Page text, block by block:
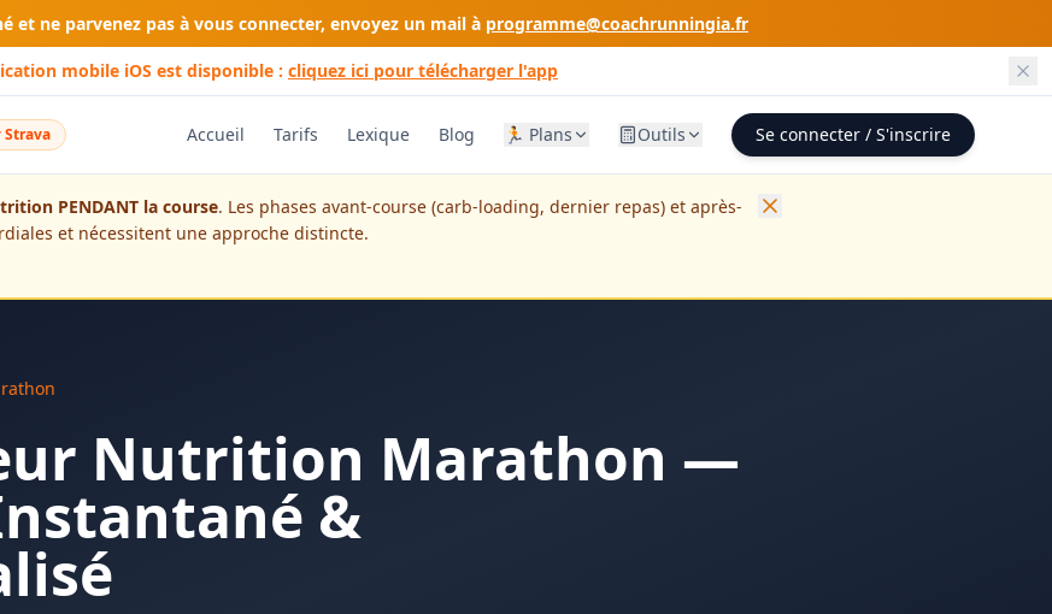
et ne parvenez pas à vous connecter, envoyez un mail à programme@coachrunningia.fr
mobile iOS est disponible : cliquez ici pour télécharger l'app
Strava Accueil Tarifs Lexique Blog 🏃 Plans Outils Se connecter / S'inscrire
PENDANT la course. Les phases avant-course (carb-loading, dernier repas) et après-
et nécessitent une approche distincte.
Nutrition Marathon —
&